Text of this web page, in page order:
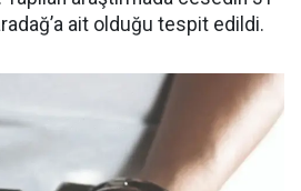
ait olduğu tespit edildi.